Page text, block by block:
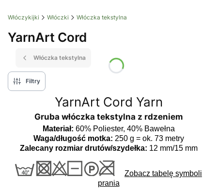
Włóczykijki Włóczki Włóczka tekstylna
YarnArt Cord
Włóczka tekstylna
Filtry
YarnArt Cord Yarn
Gruba włóczka tekstylna z rdzeniem
Materiał: 60% Poliester, 40% Bawełna
Waga/długość motka: 250 g = ok. 73 metry
Zalecany rozmiar drutów/szydełka: 12 mm/15 mm
Zobacz tabelę symboli
prania